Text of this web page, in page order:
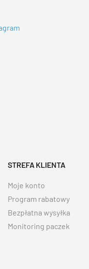
STREFA KLIENTA
Moje konto
Program rabatowy
Bezpłatna wysyłka
Monitoring paczek